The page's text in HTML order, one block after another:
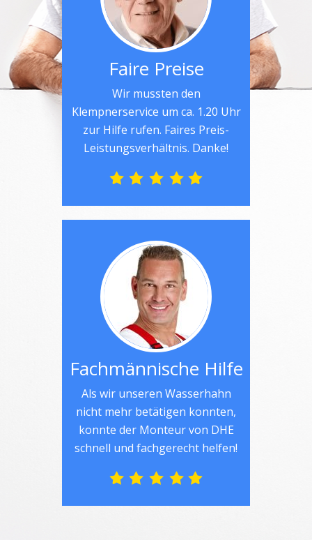
Faire Preise
Wir mussten den
Klempnerservice um ca. 1.20 Uhr
zur Hilfe rufen. Faires Preis-
Leistungsverhältnis. Danke!
Fachmännische Hilfe
Als wir unseren Wasserhahn
nicht mehr betätigen konnten,
konnte der Monteur von DHE
schnell und fachgerecht helfen!